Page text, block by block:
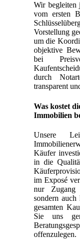
Wir begleiten
vom ersten
Vorstellung
um die
objektive
bei
durch
transparent
Was kostet
Immobilien
Unsere
Käufer
in die
im Exposé
nur Zugang
sondern
gesamten
Sie uns
offenzulegen.